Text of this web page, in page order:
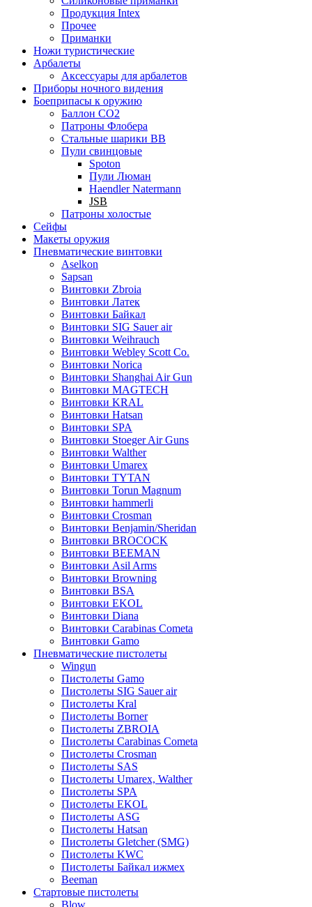
Продукция Intex
Прочее
Приманки
Ножи туристические
Арбалеты
Аксессуары для арбалетов
Приборы ночного видения
Боеприпасы к оружию
Баллон CO2
Патроны Флобера
Стальные шарики ВВ
Пули свинцовые
Spoton
Пули Люман
Haendler Natermann
JSB
Патроны холостые
Сейфы
Макеты оружия
Пневматические винтовки
Aselkon
Sapsan
Винтовки Zbroia
Винтовки Латек
Винтовки Байкал
Винтовки SIG Sauer air
Винтовки Weihrauch
Винтовки Webley Scott Co.
Винтовки Norica
Винтовки Shanghai Air Gun
Винтовки MAGTECH
Винтовки KRAL
Винтовки Hatsan
Винтовки SPA
Винтовки Stoeger Air Guns
Винтовки Walther
Винтовки Umarex
Винтовки TYTAN
Винтовки Torun Magnum
Винтовки hammerli
Винтовки Crosman
Винтовки Benjamin/Sheridan
Винтовки BROCOCK
Винтовки BEEMAN
Винтовки Asil Arms
Винтовки Browning
Винтовки BSA
Винтовки EKOL
Винтовки Diana
Винтовки Carabinas Cometa
Винтовки Gamo
Пневматические пистолеты
Wingun
Пистолеты Gamo
Пистолеты SIG Sauer air
Пистолеты Kral
Пистолеты Borner
Пистолеты ZBROIA
Пистолеты Carabinas Cometa
Пистолеты Crosman
Пистолеты SAS
Пистолеты Umarex, Walther
Пистолеты SPA
Пистолеты EKOL
Пистолеты ASG
Пистолеты Hatsan
Пистолеты Gletcher (SMG)
Пистолеты KWC
Пистолеты Байкал ижмех
Beeman
Стартовые пистолеты
Blow